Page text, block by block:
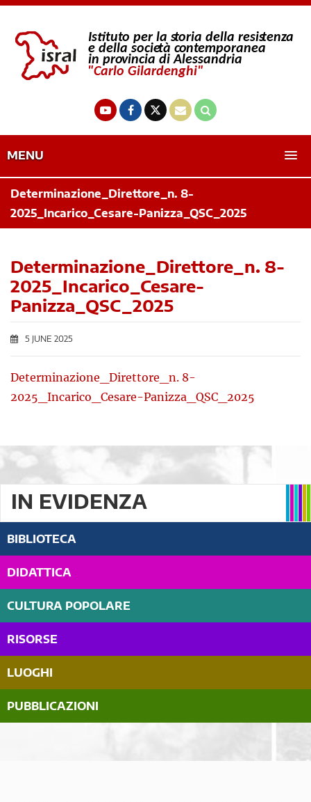
MENU
Determinazione_Direttore_n. 8-
2025_Incarico_Cesare-Panizza_QSC_2025
Determinazione_Direttore_n. 8-
2025_Incarico_Cesare-
Panizza_QSC_2025
5 JUNE 2025
Determinazione_Direttore_n. 8-
2025_Incarico_Cesare-Panizza_QSC_2025
IN EVIDENZA
BIBLIOTECA
DIDATTICA
CULTURA POPOLARE
RISORSE
LUOGHI
PUBBLICAZIONI